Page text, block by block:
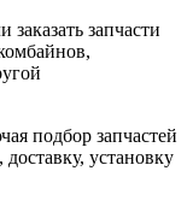
запчасти
подбор запчастей
установку